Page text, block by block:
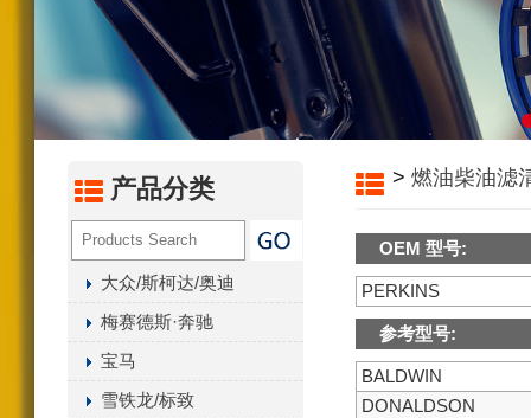
环保机油滤芯系列
燃油滤清器系列
汽油化油器（尼龙/聚丙
内置燃油过滤器
液压油滤芯
变速箱滤清器系列
空气干燥罐
曲轴箱通风滤清器
其它滤清器产品
产品分类
大众/斯柯达/奥迪
梅赛德斯·奔驰
宝马
雪铁龙/标致
> 燃油柴油滤
OEM 型号:
PERKINS
参考型号:
BALDWIN
DONALDSON